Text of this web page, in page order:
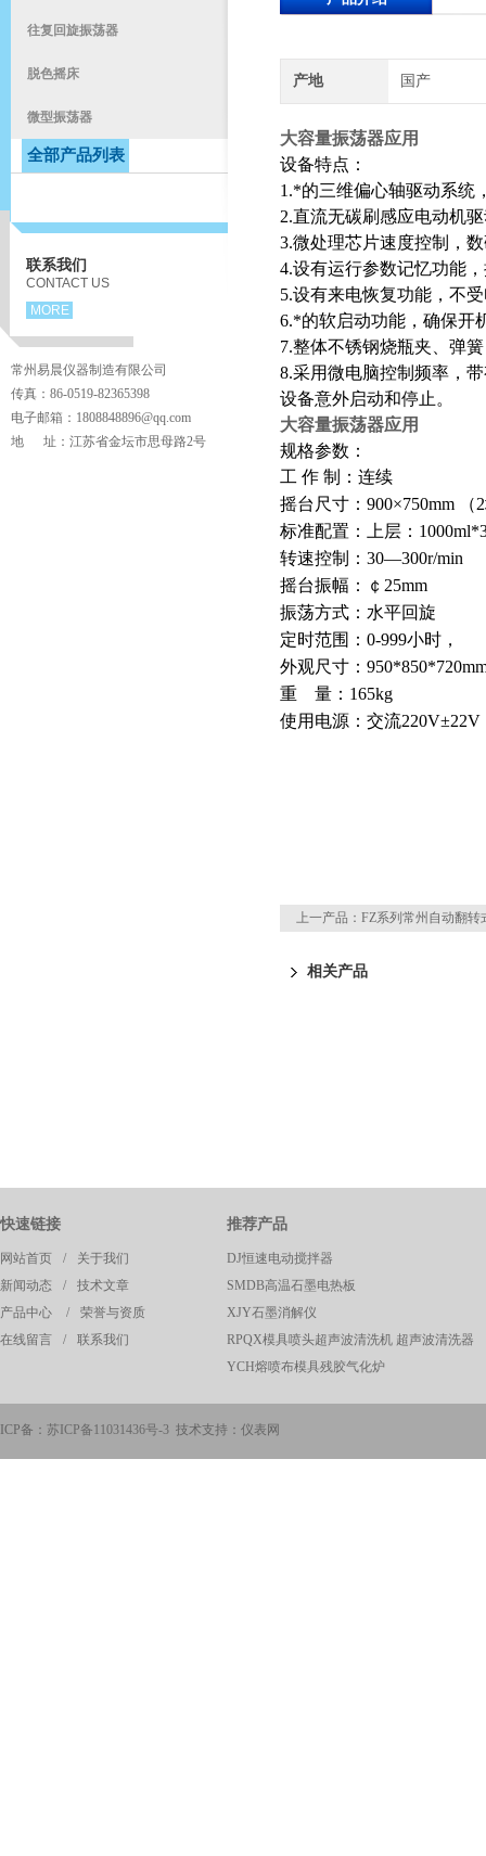
往复回旋振荡器
脱色摇床
微型振荡器
全部产品列表
联系我们
CONTACT US
MORE
常州易晨仪器制造有限公司
传真：86-0519-82365398
电子邮箱：1808848896@qq.com
地 址：江苏省金坛市思母路2号
产地 国产
大容量振荡器应用
设备特点：
1.*的三维偏心轴驱动系统
2.直流无碳刷感应电动机
3.微处理芯片速度控制，
4.设有运行参数记忆功能
5.设有来电恢复功能，不
6.*的软启动功能，确保开
7.整体不锈钢烧瓶夹、弹
8.采用微电脑控制频率，
设备意外启动和停止。
大容量振荡器应用
规格参数：
工 作 制：连续
摇台尺寸：900×750mm （
标准配置：上层：
转速控制：30—300r/min
摇台振幅：￠25mm
振荡方式：水平回旋
定时范围：0-999小时，
外观尺寸：
重 量：165kg
使用电源：交流220V±22V
上一产品： FZ系列常州自动翻转
相关产品
快速链接
网站首页 /
关于我们
新闻动态
/
技术文章
产品中心
/
荣誉与资质
在线留言
/ 联系我们
推荐产品
DJ恒速电动搅拌器
SMDB高温石墨电热板
XJY石墨消解仪
RPQX模具喷头超声波清洗机 超声波清洗器
YCH熔喷布模具残胶气化炉
ICP备： 苏ICP备11031436号-3 技术支持：仪表网